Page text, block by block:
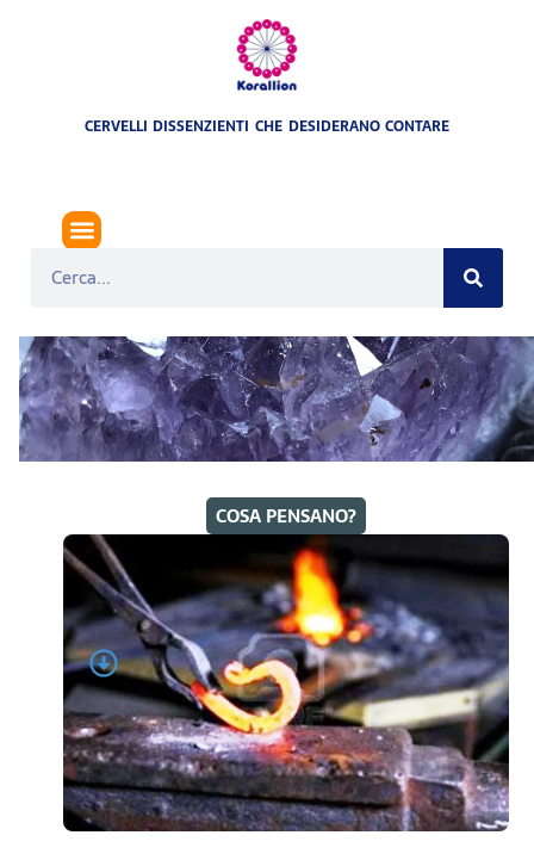
CERVELLI DISSENZIENTI CHE DESIDERANO CONTARE
COSA PENSANO?